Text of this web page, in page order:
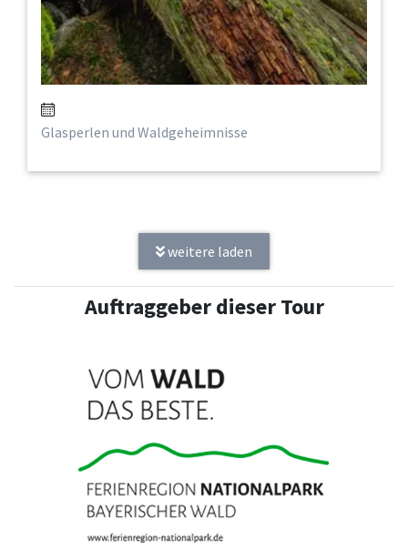
Glasperlen und Waldgeheimnisse
weitere laden
Auftraggeber dieser Tour